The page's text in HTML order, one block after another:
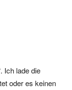
Ich lade die
oder es keinen